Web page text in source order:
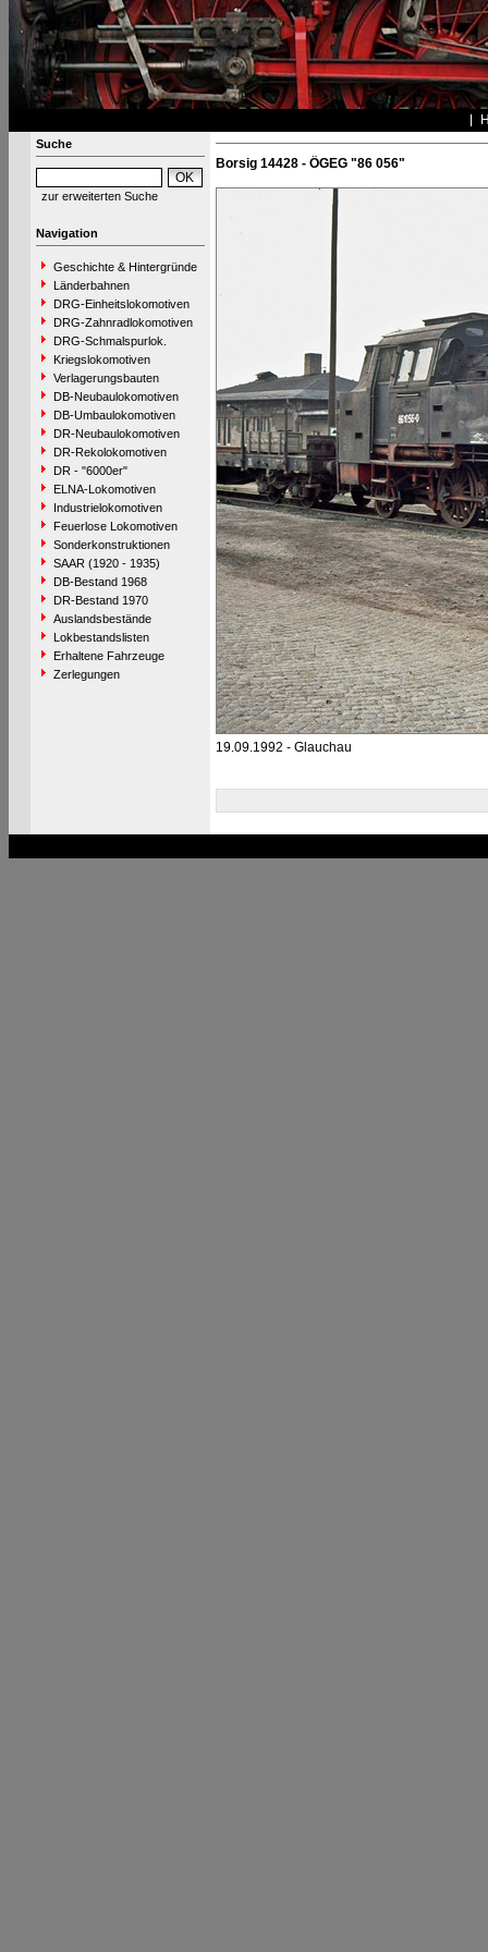
Suche
zur erweiterten Suche
Navigation
Geschichte & Hintergründe
Länderbahnen
DRG-Einheitslokomotiven
DRG-Zahnradlokomotiven
DRG-Schmalspurlok.
Kriegslokomotiven
Verlagerungsbauten
DB-Neubaulokomotiven
DB-Umbaulokomotiven
DR-Neubaulokomotiven
DR-Rekolokomotiven
DR - "6000er"
ELNA-Lokomotiven
Industrielokomotiven
Feuerlose Lokomotiven
Sonderkonstruktionen
SAAR (1920 - 1935)
DB-Bestand 1968
DR-Bestand 1970
Auslandsbestände
Lokbestandslisten
Erhaltene Fahrzeuge
Zerlegungen
Borsig 14428 - ÖGEG "86 056"
19.09.1992 - Glauchau